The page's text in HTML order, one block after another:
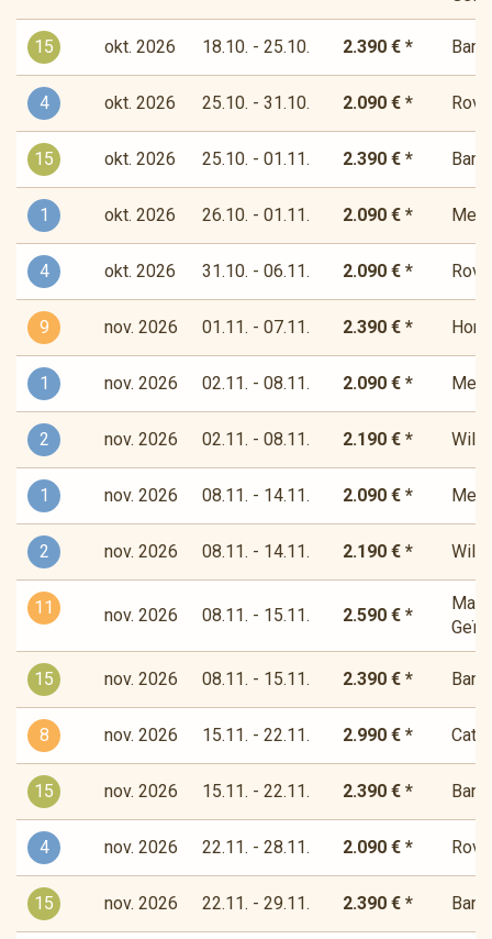
15 okt. 2026 18.10. - 25.10. 2.390 € *
4 okt. 2026 25.10. - 31.10. 2.090 € *
15 okt. 2026 25.10. - 01.11. 2.390 € *
1 okt. 2026 26.10. - 01.11. 2.090 € *
4 okt. 2026 31.10. - 06.11. 2.090 € *
9 nov. 2026 01.11. - 07.11. 2.390 € *
1 nov. 2026 02.11. - 08.11. 2.090 € *
2 nov. 2026 02.11. - 08.11. 2.190 € *
1 nov. 2026 08.11. - 14.11. 2.090 € *
2 nov. 2026 08.11. - 14.11. 2.190 € *
11 nov. 2026 08.11. - 15.11. 2.590 € *
15 nov. 2026 08.11. - 15.11. 2.390 € *
8 nov. 2026 15.11. - 22.11. 2.990 € *
15 nov. 2026 15.11. - 22.11. 2.390 € *
4 nov. 2026 22.11. - 28.11. 2.090 € *
15 nov. 2026 22.11. - 29.11. 2.390 € *